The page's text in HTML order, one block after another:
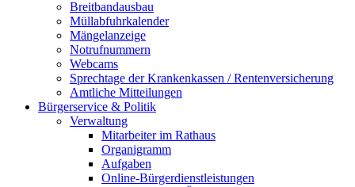
Breitbandausbau
Müllabfuhrkalender
Mängelanzeige
Notrufnummern
Webcams
Sprechtage der Krankenkassen / Rentenversicherung
Amtliche Mitteilungen
Bürgerservice & Politik
Verwaltung
Mitarbeiter im Rathaus
Organigramm
Aufgaben
Online-Bürgerdienstleistungen